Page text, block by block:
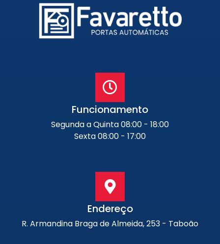
Funcionamento
Segunda a Quinta 08:00 - 18:00
Sexta 08:00 - 17:00
Endereço
R. Armandina Braga de Almeida, 253 - Taboão